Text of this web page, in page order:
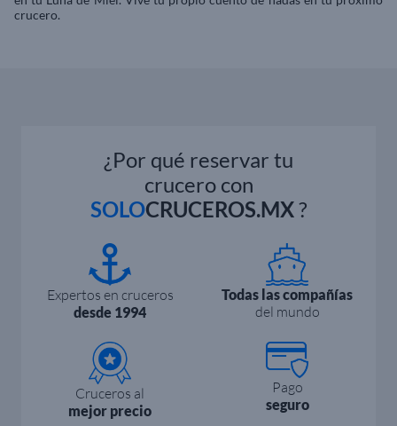
crucero.
¿Por qué reservar tu
crucero con
SOLOCRUCEROS.MX?
Expertos en cruceros
desde 1994
Todas las compañías
del mundo
Cruceros al
mejor precio
Pago
seguro